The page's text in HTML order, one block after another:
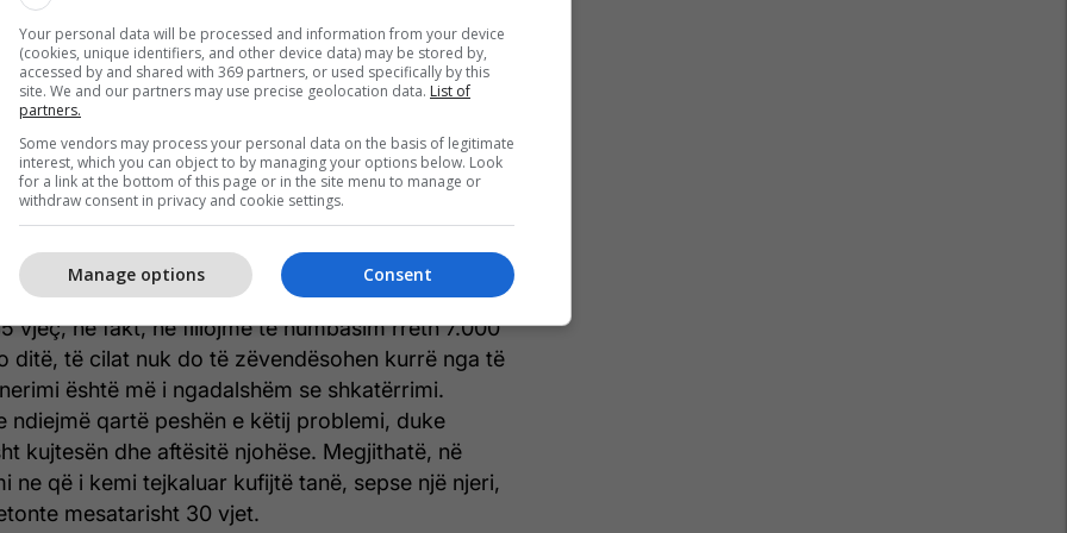
e një jete i kalon madje 2.000.000.000.000
rrahje. Nëse zemra ka probleme ne
një këndvështrim i caktuar duhet kuptuar edhe
plakemi
nga ato gjëra që do të donim të shmangim
por fatkeqësisht është një proces i ngadaltë
dhe gjithashtu fillon relativisht herët. Pasi të
vjeç, në fakt, ne fillojmë të humbasim rreth 7.000
ditë, të cilat nuk do të zëvendësohen kurrë nga të
është më i ngadalshëm se shkatërrimi.
ndiejmë qartë peshën e këtij problemi, duke
kujtesën dhe aftësitë njohëse. Megjithatë, në
ne që i kemi tejkaluar kufijtë tanë, sepse një njeri,
mesatarisht 30 vjet.
Your personal data will be processed and information from your device
(cookies, unique identifiers, and other device data) may be stored by,
accessed by and shared with 369 partners, or used specifically by this
site. We and our partners may use precise geolocation data. List of
partners.
Some vendors may process your personal data on the basis of legitimate
interest, which you can object to by managing your options below. Look
for a link at the bottom of this page or in the site menu to manage or
withdraw consent in privacy and cookie settings.
Consent
Manage options